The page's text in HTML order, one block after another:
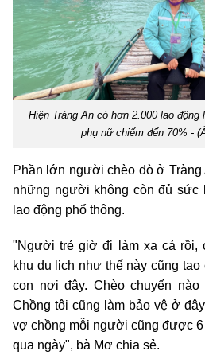
Hiện Tràng An có hơn 2.000 lao động
phụ nữ chiếm đến 70% -
Phần lớn người chèo đò ở Tràng
những người không còn đủ sức
lao động phổ thông.
"Người trẻ giờ đi làm xa cả rồi,
khu du lịch như thế này cũng
con nơi đây. Chèo chuyến
Chồng tôi cũng làm bảo vệ ở
vợ chồng mỗi người cũng được 6
qua ngày", bà Mơ chia sẻ.